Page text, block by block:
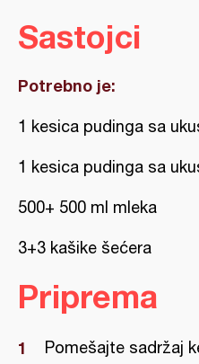
Sastojci
Potrebno je:
1 kesica pudinga sa
1 kesica pudinga sa
500+ 500 ml mleka
3+3 kašike šećera
Priprema
Pomešajte sadržaj